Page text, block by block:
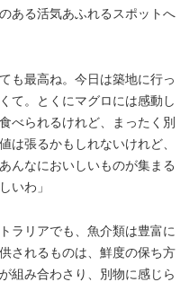
ある活気あふれるスポットへ
も最高ね。今日は築地に行っ
て。とくにマグロには感動し
べられるけれど、まったく別
は張るかもしれないけれど、
んなにおいしいものが集まる
いわ」
ラリアでも、魚介類は豊富に
されるものは、鮮度の保ち方
組み合わさり、別物に感じら